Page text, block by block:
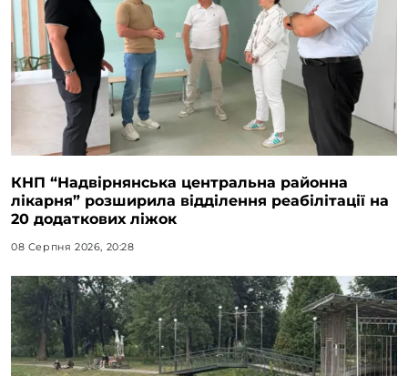
КНП “Надвірнянська центральна районна
лікарня” розширила відділення реабілітації на
20 додаткових ліжок
08 Серпня 2026, 20:28